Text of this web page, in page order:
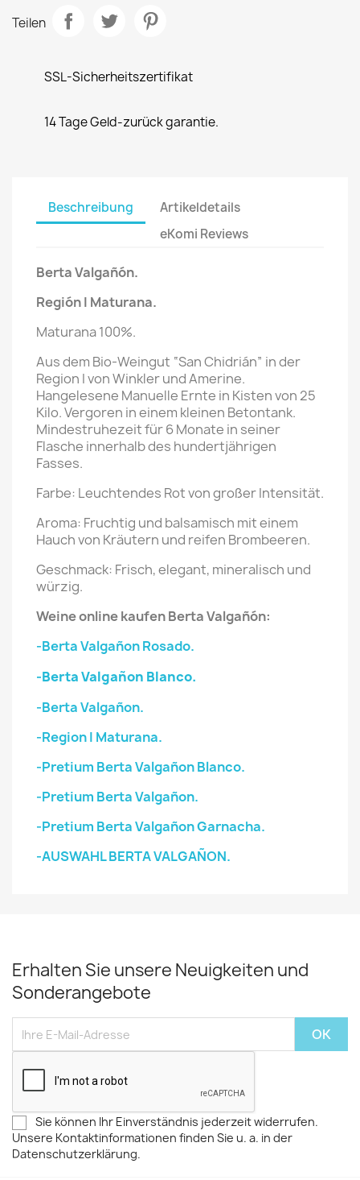
Teilen
SSL-Sicherheitszertifikat
14 Tage Geld-zurück garantie.
Beschreibung
Artikeldetails
eKomi Reviews
Berta Valgañón.
Región I Maturana.
Maturana 100%.
Aus dem Bio-Weingut “San Chidrián” in der
Region I von Winkler und Amerine.
Hangelesene Manuelle Ernte in Kisten von 25
Kilo. Vergoren in einem kleinen Betontank.
Mindestruhezeit für 6 Monate in seiner
Flasche innerhalb des hundertjährigen
Fasses.
Farbe: Leuchtendes Rot von großer Intensität.
Aroma: Fruchtig und balsamisch mit einem
Hauch von Kräutern und reifen Brombeeren.
Geschmack: Frisch, elegant, mineralisch und
würzig.
Weine online kaufenBerta Valgañón:
-Berta Valgañon Rosado.
-Berta Valgañon Blanco.
-Berta Valgañon.
-Region I Maturana.
-Pretium Berta Valgañon Blanco.
-Pretium Berta Valgañon.
-Pretium Berta Valgañon Garnacha.
-AUSWAHL BERTA VALGAÑON.
Erhalten Sie unsere Neuigkeiten und
Sonderangebote
Sie können Ihr Einverständnis jederzeit widerrufen.
Unsere Kontaktinformationen finden Sie u. a. in der
Datenschutzerklärung.